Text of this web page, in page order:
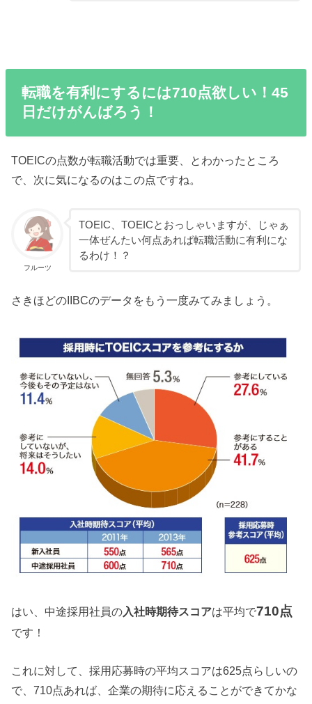
転職を有利にするには710点欲しい！45
日だけがんばろう！
TOEICの点数が転職活動では重要、とわかったところ
で、次に気になるのはこの点ですね。
フルーツ
TOEIC、TOEICとおっしゃいますが、じゃぁ
一体ぜんたい何点あれば転職活動に有利にな
るわけ！？
さきほどのIIBCのデータをもう一度みてみましょう。
はい、中途採用社員の入社時期待スコアは平均で710点
です！
これに対して、採用応募時の平均スコアは625点らしいの
で、710点あれば、企業の期待に応えることができてかな